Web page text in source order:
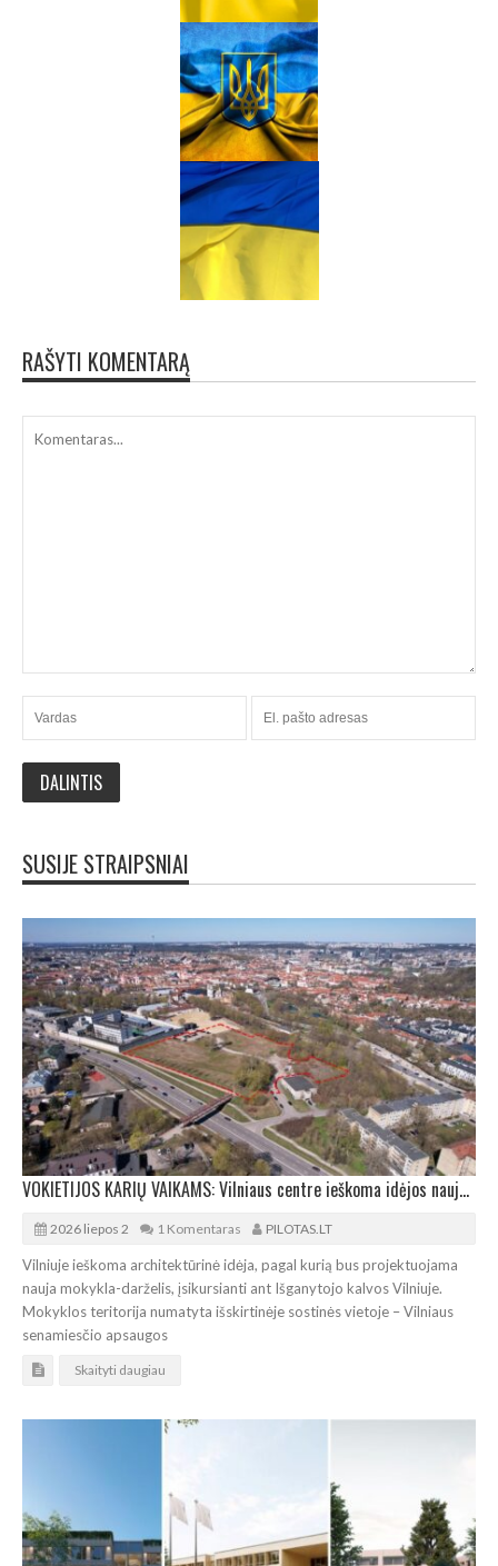
RAŠYTI KOMENTARĄ
SUSIJE STRAIPSNIAI
VOKIETIJOS KARIŲ VAIKAMS: Vilniaus centre ieškoma idėjos naujai mokyklai-darželiui
2026 liepos 2 1 Komentaras PILOTAS.LT
Vilniuje ieškoma architektūrinė idėja, pagal kurią bus projektuojama
nauja mokykla-darželis, įsikursianti ant Išganytojo kalvos Vilniuje.
Mokyklos teritorija numatyta išskirtinėje sostinės vietoje – Vilniaus
senamiesčio apsaugos
Skaityti daugiau